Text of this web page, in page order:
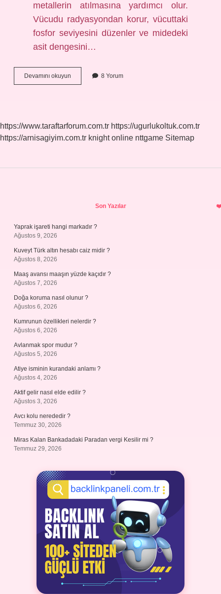
metallerin atılmasına yardımcı olur.
Vücudu radyasyondan korur, vücuttaki
fosfor seviyesini düzenler ve midedeki
asit dengesini…
Devamını okuyun
Yedikten
8 Yorum
https://www.taraftarforum.com.tr https://ugurlukoltuk.com.tr
https://arnisagiyim.com.tr knight online nttgame Sitemap
Son Yazılar
Yaprak işareti hangi markadır ?
Ağustos 9, 2026
Kuveyt Türk altın hesabı caiz midir ?
Ağustos 8, 2026
Maaş avansı maaşın yüzde kaçıdır ?
Ağustos 7, 2026
Doğa koruma nasıl olunur ?
Ağustos 6, 2026
Kumrunun özellikleri nelerdir ?
Ağustos 6, 2026
Avlanmak spor mudur ?
Ağustos 5, 2026
Atiye isminin kurandaki anlamı ?
Ağustos 4, 2026
Aktif gelir nasıl elde edilir ?
Ağustos 3, 2026
Avcı kolu nerededir ?
Temmuz 30, 2026
Miras Kalan Bankadadaki Paradan vergi Kesilir mi ?
Temmuz 29, 2026